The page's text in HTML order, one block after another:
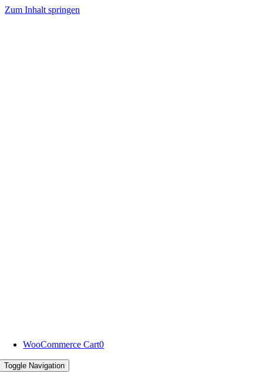
Zum Inhalt springen
WooCommerce Cart0
Toggle Navigation